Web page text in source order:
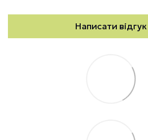
Написати відгук